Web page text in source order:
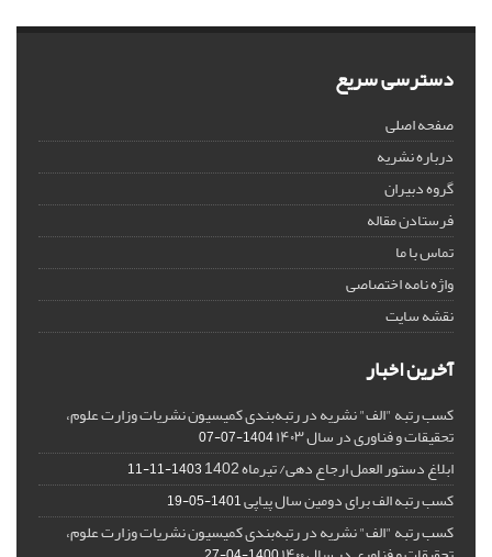
دسترسی سریع
صفحه اصلی
درباره نشریه
گروه دبیران
فرستادن مقاله
تماس با ما
واژه نامه اختصاصی
نقشه سایت
آخرین اخبار
کسب رتبه "الف" نشریه در رتبه‌بندی کمیسیون نشریات وزارت علوم،
تحقیقات و فناوری در سال ۱۴۰۳ 1404-07-07
ابلاغ دستور العمل ارجاع دهی/ تیرماه 1402 1403-11-11
کسب رتبه الف برای دومین سال پیاپی1401-05-19
کسب رتبه "الف" نشریه در رتبه‌بندی کمیسیون نشریات وزارت علوم،